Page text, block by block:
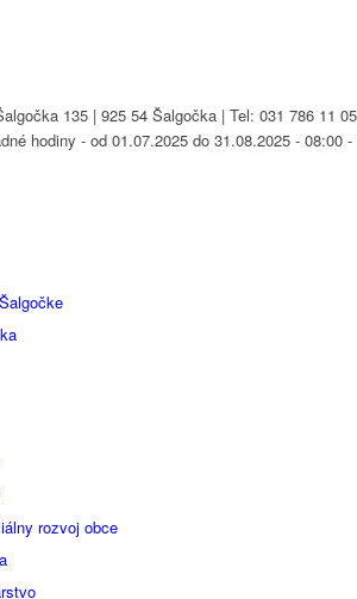
135 | 925 54 Šalgočka | Tel: 031 786 11 05
hodiny - od 01.07.2025 do 31.08.2025 - 08:00 -
rozvoj obce